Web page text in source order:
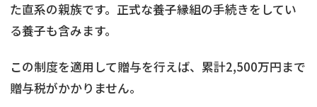
た直系の親族です。正式な養子縁組の手続きをしてい
る養子も含みます。
この制度を適用して贈与を行えば、累計2,500万円まで
贈与税がかかりません。